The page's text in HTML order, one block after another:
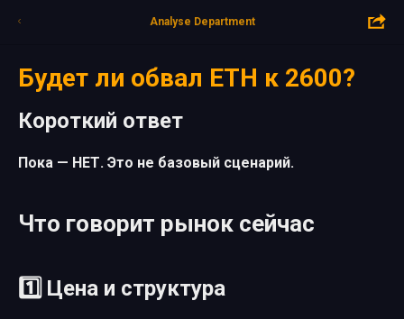
Analyse Department
Будет ли обвал ETH к 2600?
Короткий ответ
Пока — НЕТ. Это не базовый сценарий.
Что говорит рынок сейчас
1️⃣ Цена и структура